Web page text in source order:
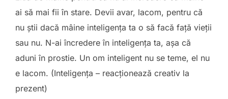
ai să mai fii în stare. Devii avar, lacom, pentru că
nu știi dacă mâine inteligența ta o să facă față vieții
sau nu. N-ai încredere în inteligența ta, așa că
aduni în prostie. Un om inteligent nu se teme, el nu
e lacom. (Inteligența – reacționează creativ la
prezent)